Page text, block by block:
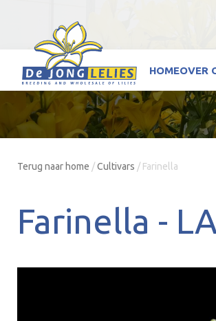
HOMEOVER
Terug naar home /Cultivars / Farinella
Farinella -